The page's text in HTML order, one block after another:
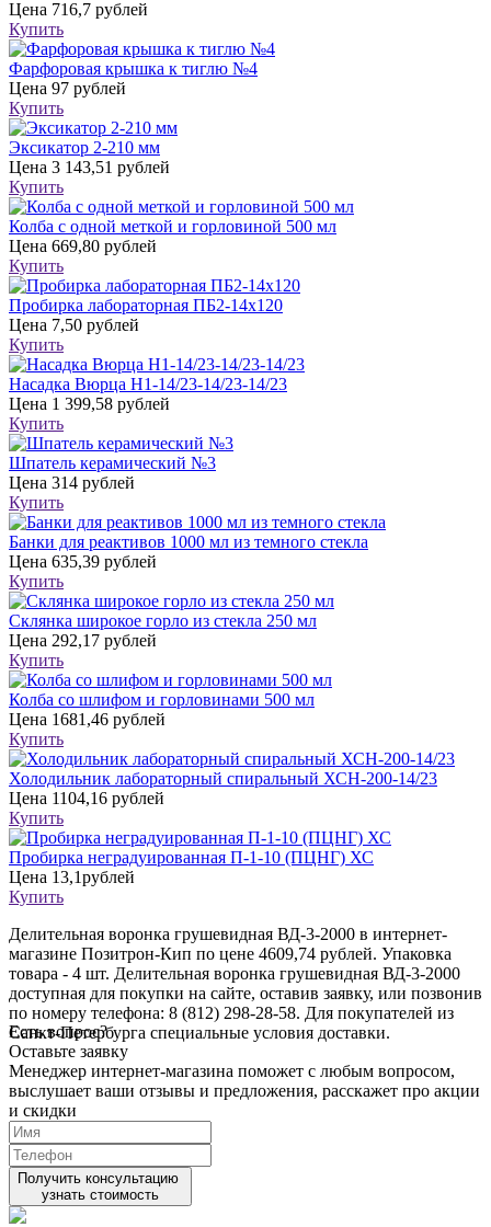
Цена 716,7 рублей
Купить
Фарфоровая крышка к тиглю №4
Цена 97 рублей
Купить
Эксикатор 2-210 мм
Цена 3 143,51 рублей
Купить
Колба с одной меткой и горловиной 500 мл
Цена 669,80 рублей
Купить
Пробирка лабораторная ПБ2-14х120
Цена 7,50 рублей
Купить
Насадка Вюрца Н1-14/23-14/23-14/23
Цена 1 399,58 рублей
Купить
Шпатель керамический №3
Цена 314 рублей
Купить
Банки для реактивов 1000 мл из темного стекла
Цена 635,39 рублей
Купить
Склянка широкое горло из стекла 250 мл
Цена 292,17 рублей
Купить
Колба со шлифом и горловинами 500 мл
Цена 1681,46 рублей
Купить
Холодильник лабораторный спиральный ХСН-200-14/23
Цена 1104,16 рублей
Купить
Пробирка неградуированная П-1-10 (ПЦНГ) ХС
Цена 13,1рублей
Купить
Делительная воронка грушевидная ВД-3-2000 в интернет-
магазине Позитрон-Кип по цене 4609,74 рублей. Упаковка
товара - 4 шт. Делительная воронка грушевидная ВД-3-2000
доступная для покупки на сайте, оставив заявку, или позвонив
по номеру телефона: 8 (812) 298-28-58. Для покупателей из
Санкт-Петербурга специальные условия доставки.
Есть вопрос?
Оставьте заявку
Менеджер интернет-магазина поможет с любым вопросом,
выслушает ваши отзывы и предложения, расскажет про акции
и скидки
Получить консультацию
узнать стоимость